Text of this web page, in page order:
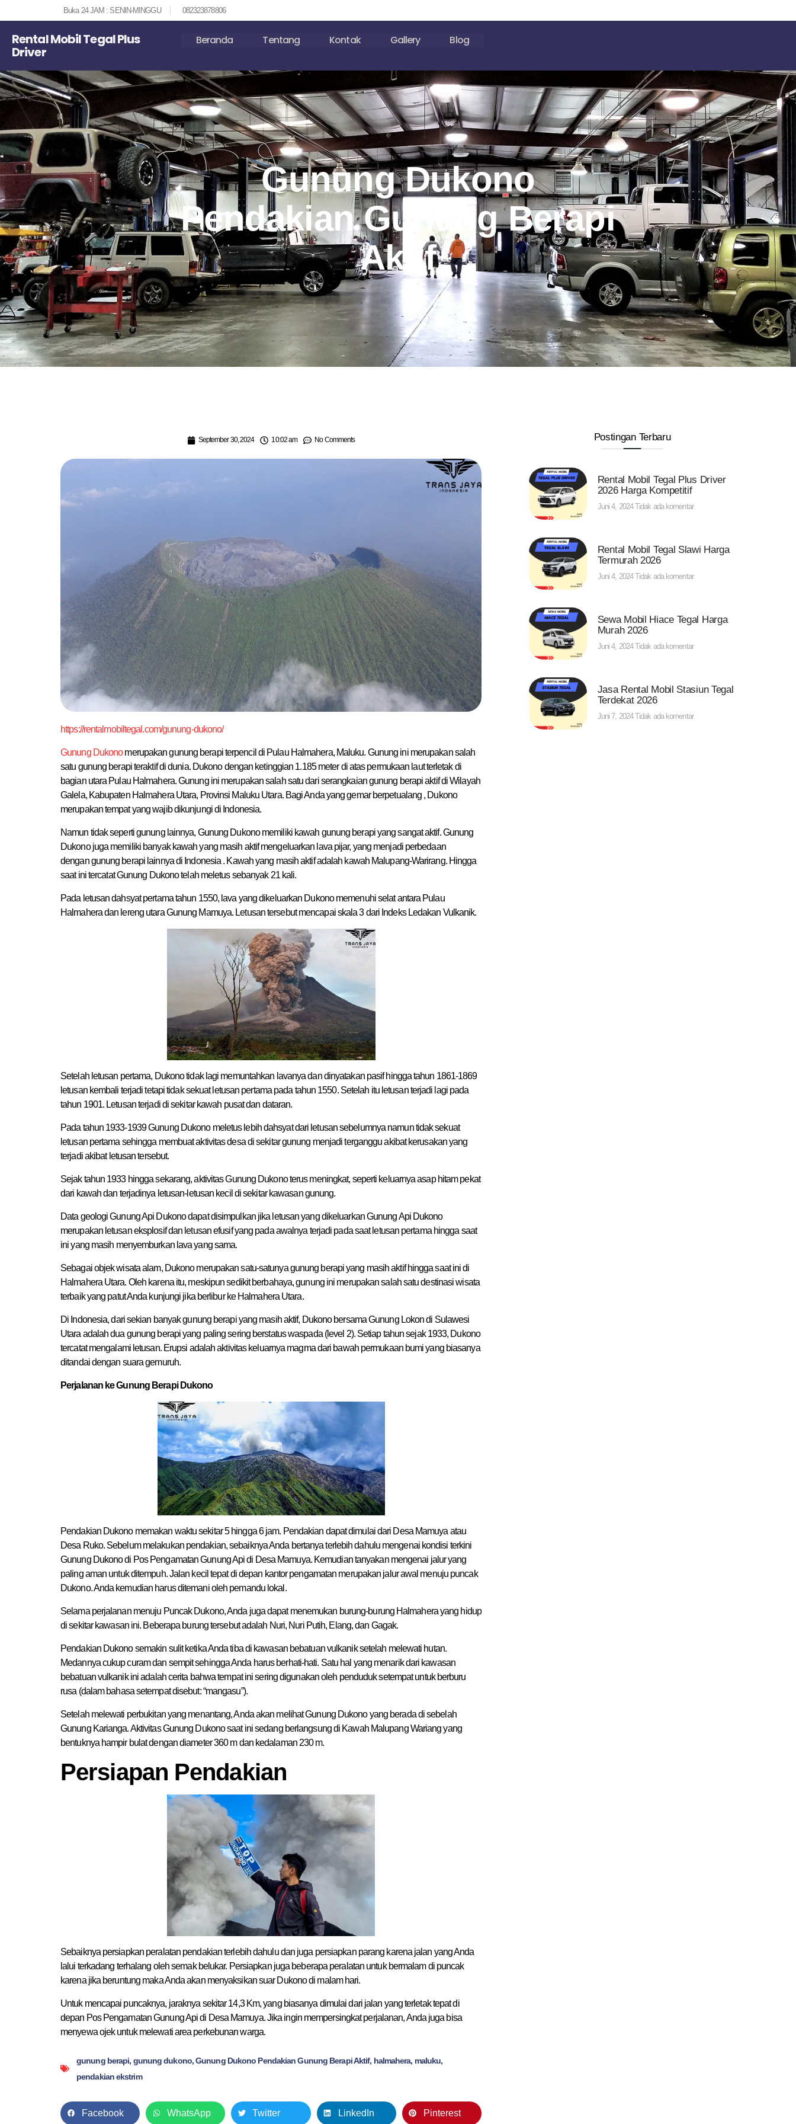
Buka 24 JAM : SENIN-MINGGU 082323878806
Rental Mobil Tegal Plus
Driver
Beranda Tentang Kontak Gallery Blog
Gunung Dukono
Pendakian Gunung Berapi
Aktif
September 30, 2024 10:02 am No Comments
https://rentalmobiltegal.com/gunung-dukono/
Gunung Dukonomerupakan gunung berapi terpencil di Pulau Halmahera, Maluku. Gunung ini merupakan salah
satu gunung berapi teraktif di dunia. Dukono dengan ketinggian 1.185 meter di atas permukaan laut terletak di
bagian utara Pulau Halmahera. Gunung ini merupakan salah satu dari serangkaian gunung berapi aktif di Wilayah
Galela, Kabupaten Halmahera Utara, Provinsi Maluku Utara. Bagi Anda yang gemar berpetualang , Dukono
merupakan tempat yang wajib dikunjungi di Indonesia.
Namun tidak seperti gunung lainnya, Gunung Dukono memiliki kawah gunung berapi yang sangat aktif. Gunung
Dukono juga memiliki banyak kawah yang masih aktif mengeluarkan lava pijar, yang menjadi perbedaan
dengan gunung berapi lainnya di Indonesia . Kawah yang masih aktif adalah kawah Malupang-Warirang. Hingga
saat ini tercatat Gunung Dukono telah meletus sebanyak 21 kali.
Pada letusan dahsyat pertama tahun 1550, lava yang dikeluarkan Dukono memenuhi selat antara Pulau
Halmahera dan lereng utara Gunung Mamuya. Letusan tersebut mencapai skala 3 dari Indeks Ledakan Vulkanik.
Setelah letusan pertama, Dukono tidak lagi memuntahkan lavanya dan dinyatakan pasif hingga tahun 1861-1869
letusan kembali terjadi tetapi tidak sekuat letusan pertama pada tahun 1550. Setelah itu letusan terjadi lagi pada
tahun 1901. Letusan terjadi di sekitar kawah pusat dan dataran.
Pada tahun 1933-1939 Gunung Dukono meletus lebih dahsyat dari letusan sebelumnya namun tidak sekuat
letusan pertama sehingga membuat aktivitas desa di sekitar gunung menjadi terganggu akibat kerusakan yang
terjadi akibat letusan tersebut.
Sejak tahun 1933 hingga sekarang, aktivitas Gunung Dukono terus meningkat, seperti keluarnya asap hitam pekat
dari kawah dan terjadinya letusan-letusan kecil di sekitar kawasan gunung.
Data geologi Gunung Api Dukono dapat disimpulkan jika letusan yang dikeluarkan Gunung Api Dukono
merupakan letusan eksplosif dan letusan efusif yang pada awalnya terjadi pada saat letusan pertama hingga saat
ini yang masih menyemburkan lava yang sama.
Sebagai objek wisata alam, Dukono merupakan satu-satunya gunung berapi yang masih aktif hingga saat ini di
Halmahera Utara. Oleh karena itu, meskipun sedikit berbahaya, gunung ini merupakan salah satu destinasi wisata
terbaik yang patut Anda kunjungi jika berlibur ke Halmahera Utara.
Di Indonesia, dari sekian banyak gunung berapi yang masih aktif, Dukono bersama Gunung Lokon di Sulawesi
Utara adalah dua gunung berapi yang paling sering berstatus waspada (level 2). Setiap tahun sejak 1933, Dukono
tercatat mengalami letusan. Erupsi adalah aktivitas keluarnya magma dari bawah permukaan bumi yang biasanya
ditandai dengan suara gemuruh.
Perjalanan ke Gunung Berapi Dukono
Pendakian Dukono memakan waktu sekitar 5 hingga 6 jam. Pendakian dapat dimulai dari Desa Mamuya atau
Desa Ruko. Sebelum melakukan pendakian, sebaiknya Anda bertanya terlebih dahulu mengenai kondisi terkini
Gunung Dukono di Pos Pengamatan Gunung Api di Desa Mamuya. Kemudian tanyakan mengenai jalur yang
paling aman untuk ditempuh. Jalan kecil tepat di depan kantor pengamatan merupakan jalur awal menuju puncak
Dukono. Anda kemudian harus ditemani oleh pemandu lokal.
Selama perjalanan menuju Puncak Dukono, Anda juga dapat menemukan burung-burung Halmahera yang hidup
di sekitar kawasan ini. Beberapa burung tersebut adalah Nuri, Nuri Putih, Elang, dan Gagak.
Pendakian Dukono semakin sulit ketika Anda tiba di kawasan bebatuan vulkanik setelah melewati hutan.
Medannya cukup curam dan sempit sehingga Anda harus berhati-hati. Satu hal yang menarik dari kawasan
bebatuan vulkanik ini adalah cerita bahwa tempat ini sering digunakan oleh penduduk setempat untuk berburu
rusa (dalam bahasa setempat disebut: “mangasu”).
Setelah melewati perbukitan yang menantang, Anda akan melihat Gunung Dukono yang berada di sebelah
Gunung Karianga. Aktivitas Gunung Dukono saat ini sedang berlangsung di Kawah Malupang Wariang yang
bentuknya hampir bulat dengan diameter 360 m dan kedalaman 230 m.
Persiapan Pendakian
Sebaiknya persiapkan peralatan pendakian terlebih dahulu dan juga persiapkan parang karena jalan yang Anda
lalui terkadang terhalang oleh semak belukar. Persiapkan juga beberapa peralatan untuk bermalam di puncak
karena jika beruntung maka Anda akan menyaksikan suar Dukono di malam hari.
Untuk mencapai puncaknya, jaraknya sekitar 14,3 Km, yang biasanya dimulai dari jalan yang terletak tepat di
depan Pos Pengamatan Gunung Api di Desa Mamuya. Jika ingin mempersingkat perjalanan, Anda juga bisa
menyewa ojek untuk melewati area perkebunan warga.
gunung berapi, gunung dukono,Gunung Dukono Pendakian Gunung Berapi Aktif, halmahera, maluku,
pendakian ekstrim
Facebook WhatsApp Twitter LinkedIn Pinterest
Postingan Terbaru
Rental Mobil Tegal Plus Driver
2026 Harga Kompetitif
Juni 4, 2024Tidak ada komentar
Rental Mobil Tegal Slawi Harga
Termurah 2026
Juni 4, 2024Tidak ada komentar
Sewa Mobil Hiace Tegal Harga
Murah 2026
Juni 4, 2024Tidak ada komentar
Jasa Rental Mobil Stasiun Tegal
Terdekat 2026
Juni 7, 2024Tidak ada komentar